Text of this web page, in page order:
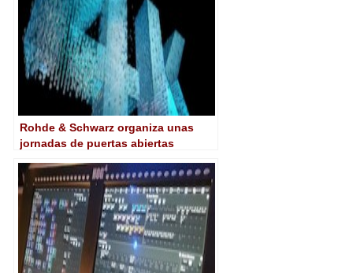
Rohde & Schwarz organiza unas
jornadas de puertas abiertas